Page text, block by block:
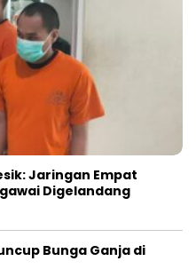
Jaringan Empat
Digelandang
Bunga Ganja di